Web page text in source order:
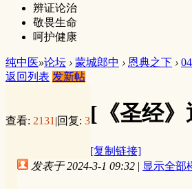
辨证论治
敬畏生命
呵护健康
纯中医»论坛 › 蒙城郎中 › 恩典之下 ›
返回列表 发新帖
查看: 2131 |回复: 3[《圣经》
[复制链接]
发表于 2024-3-1 09:32 | 显示全部